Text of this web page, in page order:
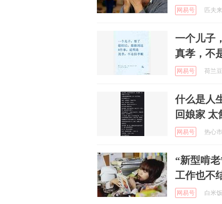
网易号 匹夫
一个儿子
真孝，不
网易号 荷兰
什么是人
回娘家 太
网易号 热心
“新型啃
工作也不
网易号 白米